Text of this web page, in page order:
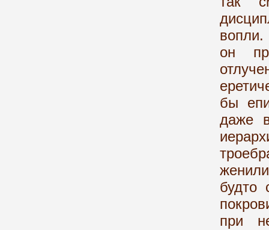
он
бы
даже
будто
при